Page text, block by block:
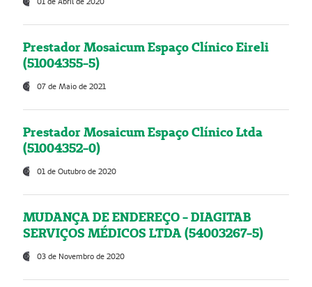
Prestador Mosaicum Espaço Clínico Eireli
(51004355-5)
07 de Maio de 2021
Prestador Mosaicum Espaço Clínico Ltda
(51004352-0)
01 de Outubro de 2020
MUDANÇA DE ENDEREÇO - DIAGITAB
SERVIÇOS MÉDICOS LTDA (54003267-5)
03 de Novembro de 2020